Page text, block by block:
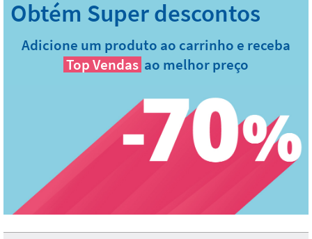
Adicione um produto ao carrinho e receba
Top Vendas ao melhor preço